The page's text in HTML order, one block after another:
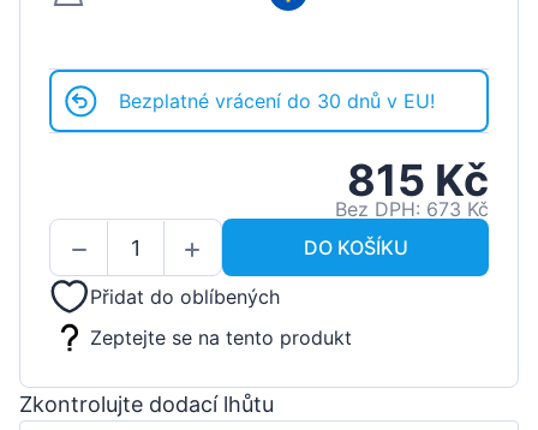
Bezplatné vrácení do 30 dnů v EU!
815 Kč
Bez DPH: 673 Kč
DO KOŠÍKU
Přidat do oblíbených
Zeptejte se na tento produkt
Zkontrolujte dodací lhůtu